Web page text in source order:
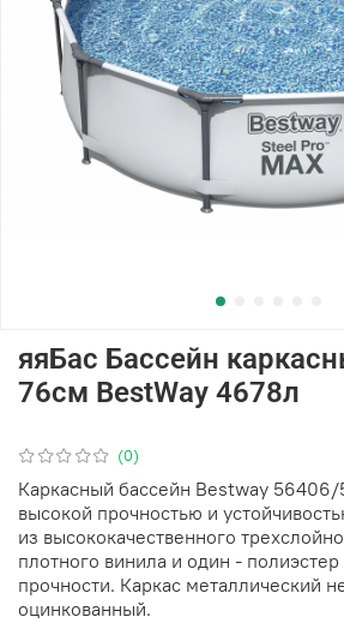
(0)
яяБас Бассейн
76см BestWay 4678л
Каркасный бассейн Bestway 56406/
высокой прочностью и
из высококачественного
плотного винила и один -
прочности. Каркас металлический
оцинкованный.